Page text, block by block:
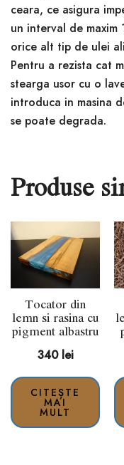
ceara, ce asigura
un interval de maxim
orice alt tip de ulei
Pentru a rezista cat
stearga usor cu o
introduca in masina
se poate degrada.
Produse
Tocator din
lemn si rasina cu
pigment albastru
340 lei
CITEȘTE
MAI
MULT